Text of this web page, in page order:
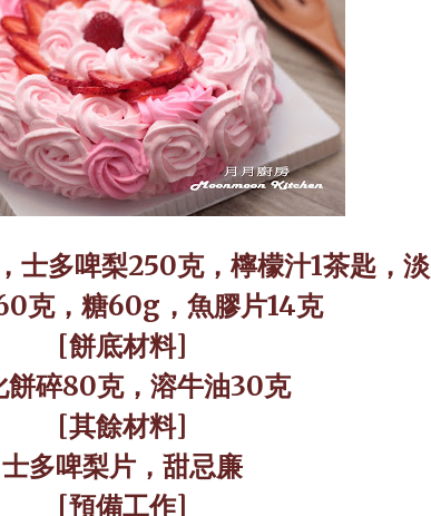
士多啤梨250克， 檸檬汁1茶匙， 淡
克，糖60g ，魚膠片14克
[餅底材料]
餅碎80克，溶牛油30克
[其餘材料]
士多啤梨片，甜忌廉
[預備工作]